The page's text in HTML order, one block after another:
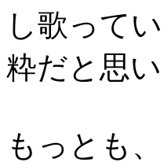
し歌って
粋だと思
もっとも